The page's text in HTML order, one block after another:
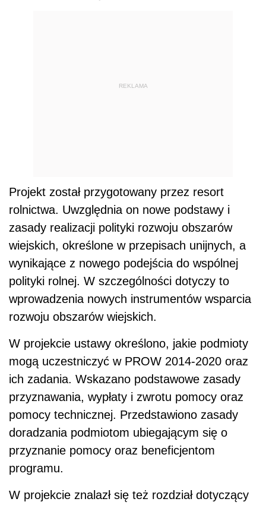
REKLAMA
Projekt został przygotowany przez resort
rolnictwa. Uwzględnia on nowe podstawy i
zasady realizacji polityki rozwoju obszarów
wiejskich, określone w przepisach unijnych, a
wynikające z nowego podejścia do wspólnej
polityki rolnej. W szczególności dotyczy to
wprowadzenia nowych instrumentów wsparcia
rozwoju obszarów wiejskich.
W projekcie ustawy określono, jakie podmioty
mogą uczestniczyć w PROW 2014-2020 oraz
ich zadania. Wskazano podstawowe zasady
przyznawania, wypłaty i zwrotu pomocy oraz
pomocy technicznej. Przedstawiono zasady
doradzania podmiotom ubiegającym się o
przyznanie pomocy oraz beneficjentom
programu.
W projekcie znalazł się też rozdział dotyczący